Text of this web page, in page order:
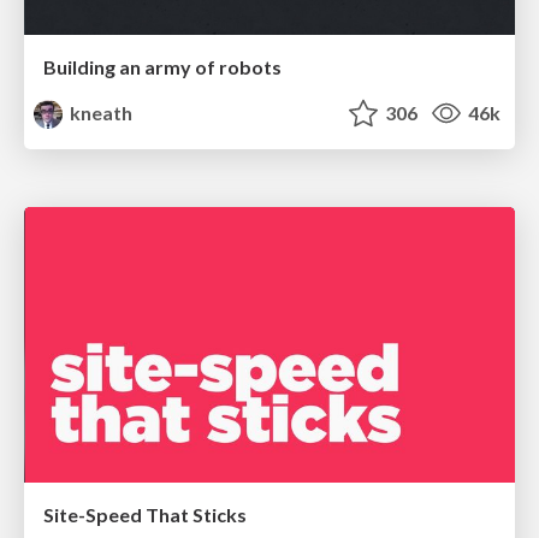
Building an army of robots
kneath
306 46k
Site-Speed That Sticks